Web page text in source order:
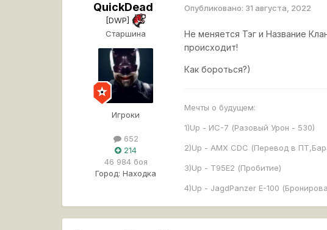
QuickDead
[DWP]
Старшина
Игроки
652
214
46 984 боя
Город: Находка
Опубликовано: 31 августа, 2022
Не меняется Тэг и Название
происходит!
Как бороться?)
Мечты о будущем:
1)Up - ИС-7 (Разовый Урон - 530)
2)Up - AMX CDC (Перевод в
3)Up - Т95Е2 (Пробитие)
4)Up - JagdPanzer E-100